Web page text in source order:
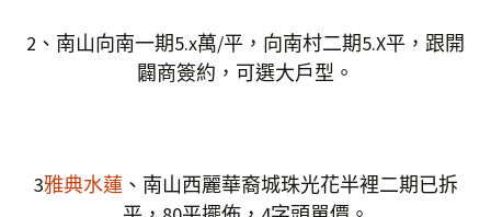
2、南山向南一期5.x萬/平，向南村二期5.X平，跟開
闢商簽約，可選大戶型。
3雅典水蓮 、南山西麗華裔城珠光花半裡二期已拆